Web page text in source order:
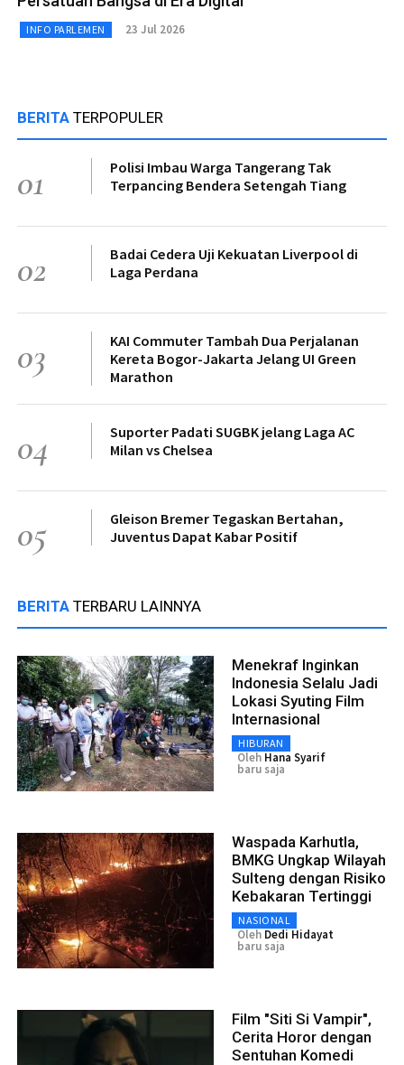
INFO PARLEMEN 23 Jul 2026
BERITA TERPOPULER
01
Polisi Imbau Warga Tangerang Tak
Terpancing Bendera Setengah Tiang
02
Badai Cedera Uji Kekuatan Liverpool di
Laga Perdana
03
KAI Commuter Tambah Dua Perjalanan
Kereta Bogor-Jakarta Jelang UI Green
Marathon
04
Suporter Padati SUGBK jelang Laga AC
Milan vs Chelsea
05
Gleison Bremer Tegaskan Bertahan,
Juventus Dapat Kabar Positif
BERITA TERBARU LAINNYA
Menekraf Inginkan
Indonesia Selalu Jadi
Lokasi Syuting Film
Internasional
HIBURAN
Oleh Hana Syarif
baru saja
Waspada Karhutla,
BMKG Ungkap Wilayah
Sulteng dengan Risiko
Kebakaran Tertinggi
NASIONAL
Oleh Dedi Hidayat
baru saja
Film "Siti Si Vampir",
Cerita Horor dengan
Sentuhan Komedi